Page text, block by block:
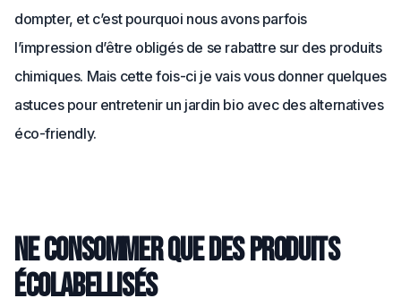
dompter, et c’est pourquoi nous avons parfois
l’impression d’être obligés de se rabattre sur des produits
chimiques. Mais cette fois-ci je vais vous donner quelques
astuces pour entretenir un jardin bio avec des alternatives
éco-friendly.
Ne consommer que des produits
écolabellisés